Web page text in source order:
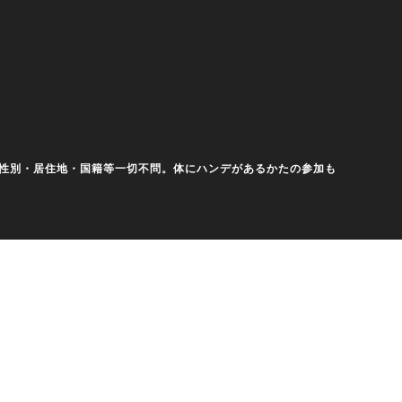
・居住地・国籍等一切不問。体にハンデがあるかたの参加も